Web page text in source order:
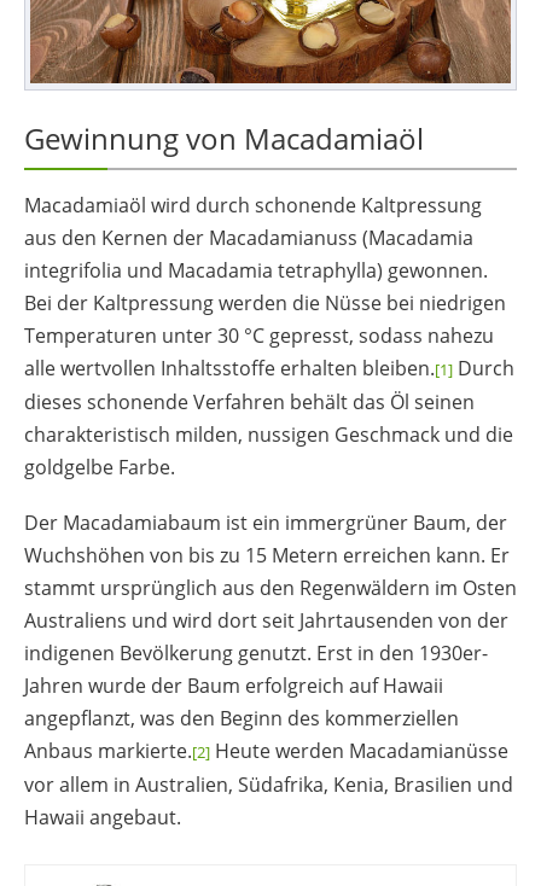
Gewinnung von Macadamiaöl
Macadamiaöl wird durch schonende Kaltpressung
aus den Kernen der Macadamianuss (Macadamia
integrifolia und Macadamia tetraphylla) gewonnen.
Bei der Kaltpressung werden die Nüsse bei niedrigen
Temperaturen unter 30 °C gepresst, sodass nahezu
alle wertvollen Inhaltsstoffe erhalten bleiben.[1] Durch
dieses schonende Verfahren behält das Öl seinen
charakteristisch milden, nussigen Geschmack und die
goldgelbe Farbe.
Der Macadamiabaum ist ein immergrüner Baum, der
Wuchshöhen von bis zu 15 Metern erreichen kann. Er
stammt ursprünglich aus den Regenwäldern im Osten
Australiens und wird dort seit Jahrtausenden von der
indigenen Bevölkerung genutzt. Erst in den 1930er-
Jahren wurde der Baum erfolgreich auf Hawaii
angepflanzt, was den Beginn des kommerziellen
Anbaus markierte.[2] Heute werden Macadamianüsse
vor allem in Australien, Südafrika, Kenia, Brasilien und
Hawaii angebaut.